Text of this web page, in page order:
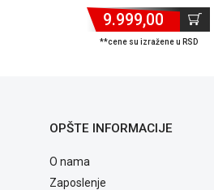
9.999,00
**cene su izražene u RSD
OPŠTE INFORMACIJE
O nama
Zaposlenje